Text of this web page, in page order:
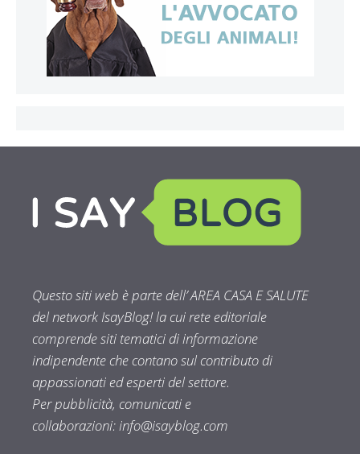
Questo siti web è parte dell’ AREA CASA E SALUTE
del network IsayBlog! la cui rete editoriale
comprende siti tematici di informazione
indipendente che contano sul contributo di
appassionati ed esperti del settore.
Per pubblicità, comunicati e
collaborazioni:info@isayblog.com